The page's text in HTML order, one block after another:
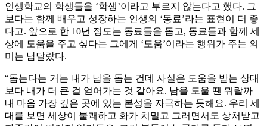
인생학교의 학생들을 ‘학생’이라고 부르지 않는다고 했다. 그
보다는 함께 배우고 성장하는 인생의 ‘동료’라는 표현이 더 좋
다고. 앞으로 한 10년 정도는 동료들을 돕고, 동료들과 함께 세
상에 도움을 주고 싶다는 그에게 ‘도움’이라는 행위가 주는 의
미는 남달랐다.
“돕는다는 거는 내가 남을 돕는 건데 사실은 도움을 받는 상대
보다 내가 더 큰 걸 얻어가는 것 같아요. 남을 도울 땐 뭐랄까
내 마음 가장 깊은 곳에 있는 본성을 자극하는 듯해요. 우리 세
대를 보면 세상이 불쾌하고 화가 치밀고 그러면서도 상처받고